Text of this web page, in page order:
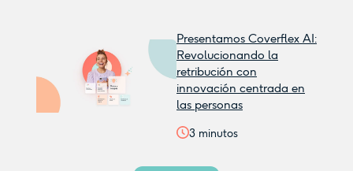
Presentamos Coverflex AI:
Revolucionando la
retribución con
innovación centrada en
las personas
3 minutos